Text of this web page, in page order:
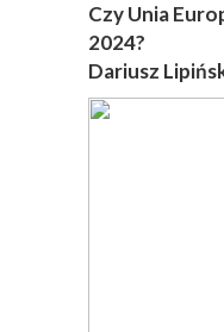
Czy Unia
2024?
Dariusz